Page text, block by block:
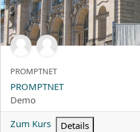
Kurzer Kursname
PROMPTNET
Kursname
PROMPTNET
Kursbereich
Demo
Zum Kurs
Details